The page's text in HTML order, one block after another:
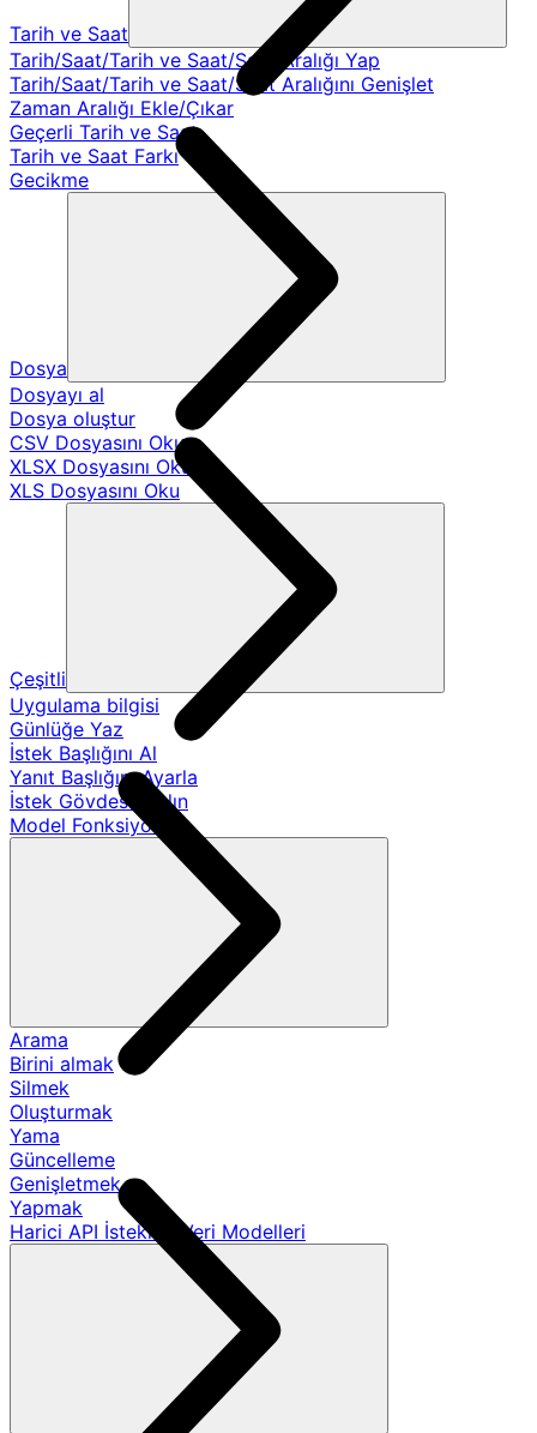
Tarih ve Saat
Tarih/Saat/Tarih ve Saat/Saat Aralığı Yap
Tarih/Saat/Tarih ve Saat/Saat Aralığını Genişlet
Zaman Aralığı Ekle/Çıkar
Geçerli Tarih ve Saat
Tarih ve Saat Farkı
Gecikme
Dosya
Dosyayı al
Dosya oluştur
CSV Dosyasını Oku
XLSX Dosyasını Oku
XLS Dosyasını Oku
Çeşitli
Uygulama bilgisi
Günlüğe Yaz
İstek Başlığını Al
Yanıt Başlığını Ayarla
İstek Gövdesini Alın
Model Fonksiyonları
Arama
Birini almak
Silmek
Oluşturmak
Yama
Güncelleme
Genişletmek
Yapmak
Harici API İstekleri Veri Modelleri